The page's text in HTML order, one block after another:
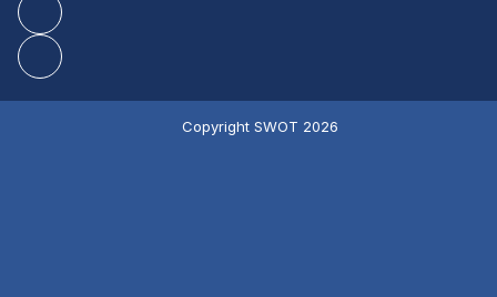
Copyright SWOT 2026